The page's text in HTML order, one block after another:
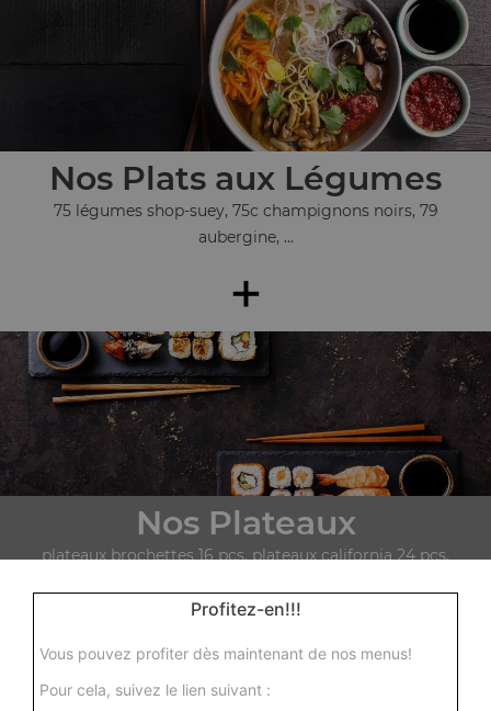
Nos Plats aux Légumes
75 légumes shop-suey, 75c champignons noirs, 79
aubergine, ...
+
Nos Plateaux
plateaux brochettes 16 pcs, plateaux california 24 pcs,
+
Profitez-en!!!
Vous pouvez profiter dès maintenant de nos menus!
Pour cela, suivez le lien suivant :